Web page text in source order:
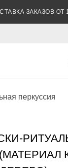
ЗАКАЗОВ ОТ
перкуссия